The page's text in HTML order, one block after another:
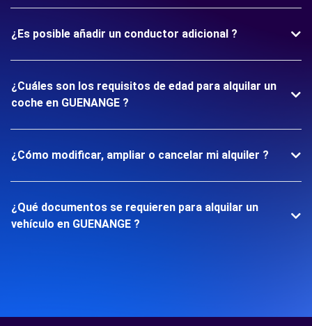
¿Es posible añadir un conductor adicional ?
¿Cuáles son los requisitos de edad para alquilar un
coche en GUENANGE ?
¿Cómo modificar, ampliar o cancelar mi alquiler ?
¿Qué documentos se requieren para alquilar un
vehículo en GUENANGE ?